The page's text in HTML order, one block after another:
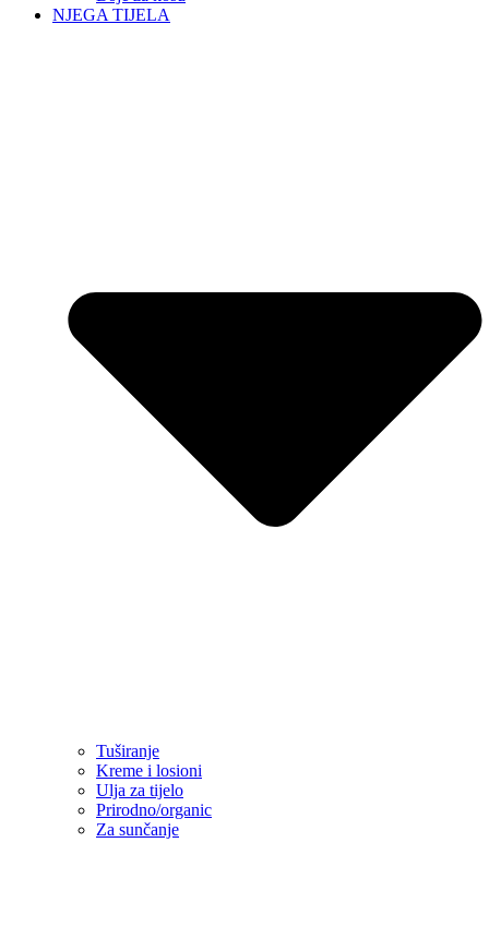
NJEGA TIJELA
Tuširanje
Kreme i losioni
Ulja za tijelo
Prirodno/organic
Za sunčanje